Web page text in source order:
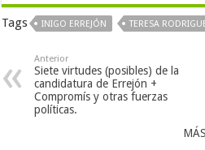
Tags INIGO ERREJÓN TERESA
Anterior
Siete virtudes (posibles) de la
candidatura de Errejón +
Compromís y otras fuerzas
políticas.